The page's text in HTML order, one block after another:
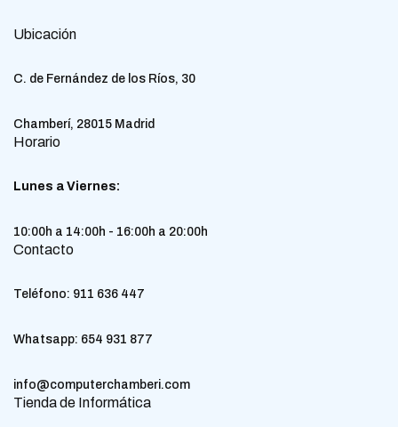
Ubicación
C. de Fernández de los Ríos, 30
Chamberí, 28015 Madrid
Horario
Lunes a Viernes:
10:00h a 14:00h - 16:00h a 20:00h
Contacto
Teléfono: 911 636 447
Whatsapp: 654 931 877
info@computerchamberi.com
Tienda de Informática